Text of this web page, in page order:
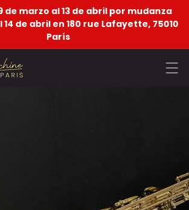
de marzo al 13 de abril por mudanza
de abril en 180 rue Lafayette, 75010
París